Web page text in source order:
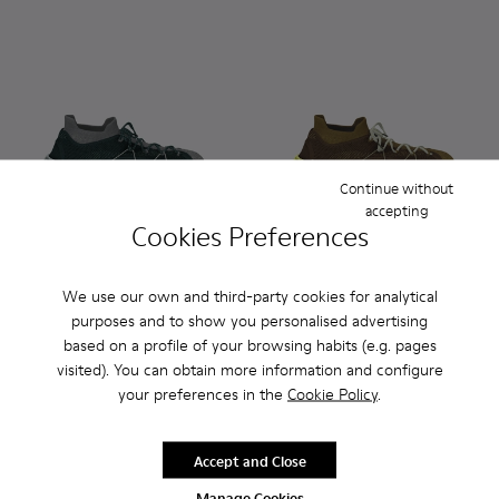
Cookies Preferences
We use our own and third-party cookies for analytical
purposes and to show you personalised advertising
based on a profile of your browsing habits (e.g. pages
visited). You can obtain more information and configure
your preferences in the Cookie Policy.
Continue without
accepting
Accept and Close
Custom Roku - K100953-999-R008 - Multicolor
Custom Roku - K100953-999-R001 - Disassembled
Custom Roku - K100953-004 - Brown
Custom Roku - K100953-999-R004 -
Custom Roku - K100953-999-
Custom Roku -
Custom Roku -
Custom
Custom Roku
Custom Roku - K100953-
Custom Roku -
Custom
Custom Roku
180 €
Customize